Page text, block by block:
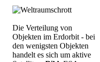
Die Verteilung von
Objekten im Erdorbit - bei
den wenigsten Objekten
handelt es sich um aktive